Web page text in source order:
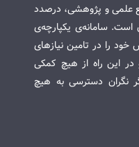
علمی و پژوهشی، درصدد
است. سامانه‌ی یکپارچه‌ی
خود را در تامین نیازهای
این راه از هیچ کمکی
نگران دسترسی به هیچ